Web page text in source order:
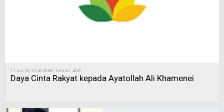
11 Jul 26, 22:56 WIB | Dilihat : 433
Daya Cinta Rakyat kepada Ayatollah Ali Khamenei